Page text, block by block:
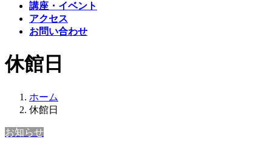
プ
動
講座・イベント
アクセス
お問い合わせ
休館日
ホーム
休館日
お知らせ